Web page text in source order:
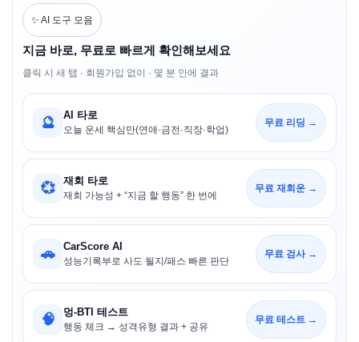
✨ AI 도구 모음
지금 바로, 무료로 빠르게 확인해보세요
클릭 시 새 탭 · 회원가입 없이 · 몇 분 안에 결과
🔮 AI 타로
오늘 운세 핵심만(연애·금전·직장·학업)
무료 리딩 →
💞 재회 타로
재회 가능성 + “지금 할 행동” 한 번에
무료 재회운 →
🚗 CarScore AI
성능기록부로 사도 될지/패스 빠른 판단
무료 검사 →
🧠 멍-BTI 테스트
행동 체크 → 성격유형 결과 + 공유
무료 테스트 →